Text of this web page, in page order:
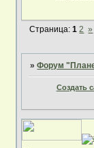
Страница:1 2 »
»Форум
Создать